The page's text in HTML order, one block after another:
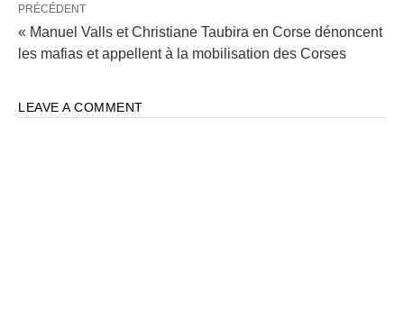
PRÉCÉDENT
« Manuel Valls et Christiane Taubira en Corse dénoncent
les mafias et appellent à la mobilisation des Corses
LEAVE A COMMENT